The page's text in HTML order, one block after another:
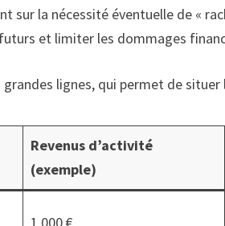
sur la nécessité éventuelle de «
et limiter les dommages
lignes, qui permet de
Revenus d’activité
(exemple)
1 000 €